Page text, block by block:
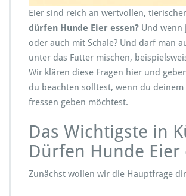
Eier sind reich an wertvollen,
dürfen Hunde Eier essen? Und wenn
oder auch mit Schale? Und darf man
unter das Futter mischen,
Wir klären diese Fragen hier und
du beachten solltest, wenn du deinem
fressen geben möchtest.
Das Wichtigste in
Dürfen Hunde Eier
Zunächst wollen wir die Hauptfrage